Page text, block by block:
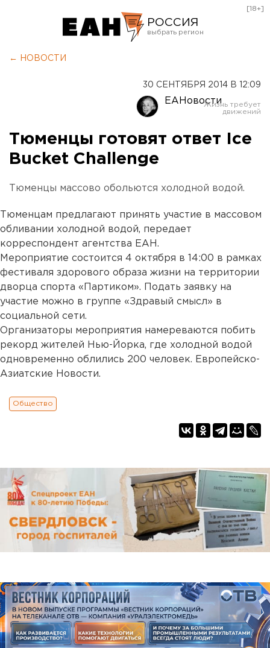
РОССИЯ
Оренбург
[18+]
← НОВОСТИ
30 СЕНТЯБРЯ 2014 В 12:09
ЕАНовости
Тюменцы готовят ответ Ice
Bucket Challenge
Тюменцы массово обольются холодной водой.
Тюменцам предлагают принять участие в массовом
обливании холодной водой, передает
корреспондент агентства ЕАН.
Мероприятие состоится 4 октября в 14:00 в рамках
фестиваля здорового образа жизни на территории
дворца спорта «Партиком». Подать заявку на
участие можно в группе «Здравый смысл» в
социальной сети.
Организаторы мероприятия намереваются побить
рекорд жителей Нью-Йорка, где холодной водой
одновременно облились 200 человек. Европейско-
Азиатские Новости.
Общество